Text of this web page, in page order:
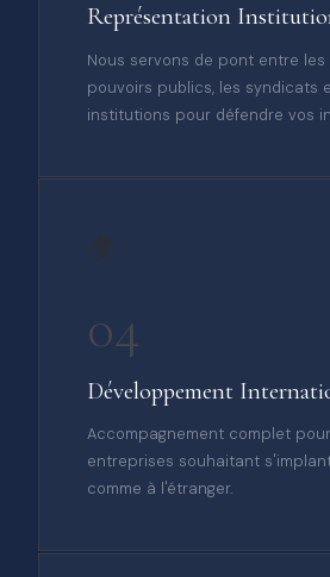
Représentation
Nous servons de pont entre les
pouvoirs publics, les syndicats
institutions pour défendre vos
04
Développement
Accompagnement complet
entreprises souhaitant
comme à l'étranger.